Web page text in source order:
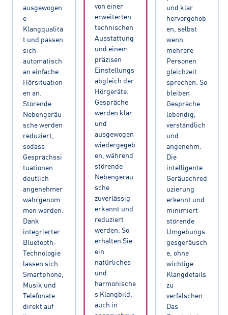
ausgewogen
e
Klangqualitä
t und passen
sich
automatisch
an einfache
Hörsituation
en an.
Störende
Nebengeräu
sche werden
reduziert,
sodass
Gesprächssi
tuationen
deutlich
angenehmer
wahrgenom
men werden.
Dank
integrierter
Bluetooth-
Technologie
lassen sich
Smartphone,
Musik und
Telefonate
direkt auf
von einer
erweiterten
technischen
Ausstattung
und einem
präzisen
Einstellungs
abgleich der
Hörgeräte.
Gespräche
werden klar
und
ausgewogen
wiedergegeb
en, während
störende
Nebengeräu
sche
zuverlässig
erkannt und
reduziert
werden. So
erhalten Sie
ein
natürliches
und
harmonische
s Klangbild,
auch in
und klar
hervorgehob
en, selbst
wenn
mehrere
Personen
gleichzeit
sprechen. So
bleiben
Gespräche
lebendig,
verständlich
und
angenehm.
Die
intelligente
Geräuschred
uzierung
erkennt und
minimiert
störende
Umgebungs
gesgeräusch
e, ohne
wichtige
Klangdetails
zu
verfälschen.
Das